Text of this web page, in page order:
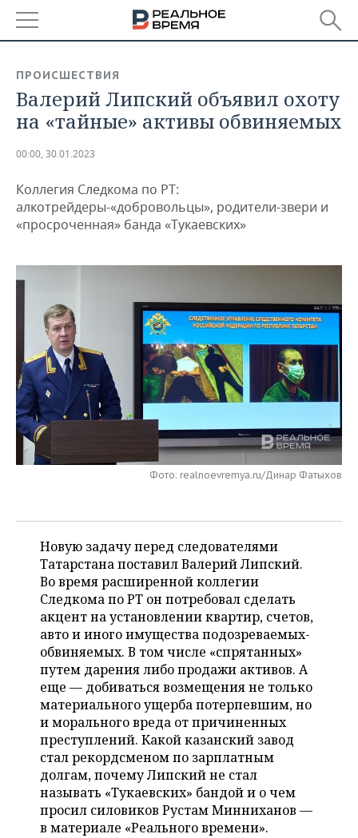
БАШКОРТОСТАН
ТАТАРСТАН
НОВОСТИ
АНАЛИТИКА
ДЕКЛАРАЦИИ О ДОХОДАХ
ВУЗЫ ТАТАРСТАНА
КОМУ ПРИНАДЛЕЖАТ
ТОРГОВЫЕ ЦЕНТРЫ
ТАТАРСТАНА
НОВОСТИ ЭКОНОМИКИ
БАНКИ
БЮДЖЕТ
ИНВЕСТИЦИИ
ПРОМЫШЛЕННОСТЬ
МАШИНОСТРОЕНИЕ
НЕФТЕХИМИЯ
НЕФТЬ
ОПК
НОВОСТИ НЕДВИЖИМОСТИ
АВТО
НОВОСТИ АВТО
БИЗНЕС
НОВОСТИ БИЗНЕСА
РОЗНИЧНАЯ ТОРГОВЛЯ
ТРАНСПОРТ
УСЛУГИ
ТЕХНОЛОГИИ
НОВОСТИ ТЕХНОЛОГИЙ
IT
МЕДИА
МЕРОПРИЯТИЯ
НОВОСТИ МЕРОПРИЯТИЙ
ВЫЕЗДНАЯ РЕДАКЦИЯ
ОТКРЫТАЯ ЛЕКЦИЯ
СПОРТ
НОВОСТИ СПОРТА
БАСКЕТБОЛ
ВОЛЕЙБОЛ
КИБЕРСПОРТ
ФИГУРНОЕ КАТАНИЕ
ВОДНЫЕ ВИДЫ СПОРТА
ХОККЕЙ С МЯЧОМ
ОБЩЕСТВО
ИНФРАСТРУКТУРА
ИСТОРИЯ
КУЛЬТУРА
МЕДИЦИНА
ОБРАЗОВАНИЕ
ПРОИСШЕСТВИЯ
СПРАВОЧНИК
СПИСОК ПЕРСОН
СПИСОК КОМПАНИЙ
ПОЛНАЯ ВЕРСИЯ
ПРОИСШЕСТВИЯ
Валерий Липский объявил охоту
на «тайные» активы обвиняемых
00:00, 30.01.2023
Коллегия Следкома по РТ:
алкотрейдеры-«добровольцы», родители-звери и
«просроченная» банда «Тукаевских»
Фото: realnoevremya.ru/Динар Фатыхов
Новую задачу перед следователями
Татарстана поставил Валерий Липский.
Во время расширенной коллегии
Следкома по РТ он потребовал сделать
акцент на установлении квартир, счетов,
авто и иного имущества подозреваемых-
обвиняемых. В том числе «спрятанных»
путем дарения либо продажи активов. А
еще — добиваться возмещения не только
материального ущерба потерпевшим, но
и морального вреда от причиненных
преступлений. Какой казанский завод
стал рекордсменом по зарплатным
долгам, почему Липский не стал
называть «Тукаевских» бандой и о чем
просил силовиков Рустам Минниханов —
в материале «Реального времени».